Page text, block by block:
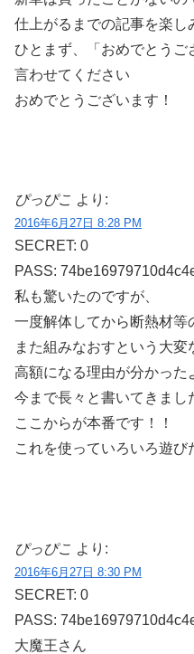
仕上がるまでの記事を楽し
ひとまず、「おめでとうご
言わせてください
おめでとうございます！
ぴっぴこ より:
2016年6月27日 8:28 PM
SECRET: 0
PASS:
私も驚いたのですが、
一度解体してから断熱材等
また組みなおすという大変
高額になる理由が分かった
今まで長々と書いてきまし
ここからが本番です！！
これを使っていろいろ遊び
ぴっぴこ より:
2016年6月27日 8:30 PM
SECRET: 0
PASS:
大魔王さん